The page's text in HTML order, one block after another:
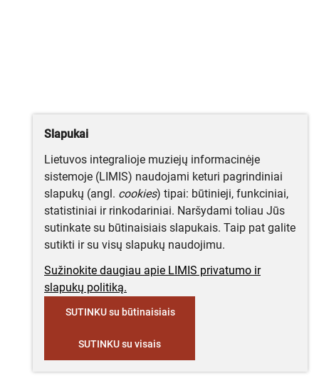
Slapukai
Lietuvos integralioje muziejų informacinėje
sistemoje (LIMIS) naudojami keturi pagrindiniai
slapukų (angl. cookies) tipai: būtinieji, funkciniai,
statistiniai ir rinkodariniai. Naršydami toliau Jūs
sutinkate su būtinaisiais slapukais. Taip pat galite
sutikti ir su visų slapukų naudojimu.
Sužinokite daugiau apie LIMIS privatumo ir
slapukų politiką.
SUTINKU su būtinaisiais
SUTINKU su visais